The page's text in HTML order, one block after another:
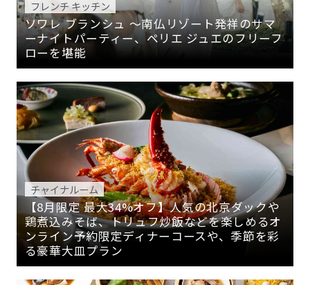
フレンチ キッチン
ソワレ ブランシュ 〜南仏リゾート発祥のサマ
ーナイトパーティー、ペリエ ジュエのフリーフ
ローを堪能
チャイナルーム
【8月限定 最大34%オフ】人気の北京ダックや
鶏煮込みそば、トリュフ炒飯などを楽しめるオ
ンライン予約限定ディナーコースや、季節を彩
る豪華大皿プラン